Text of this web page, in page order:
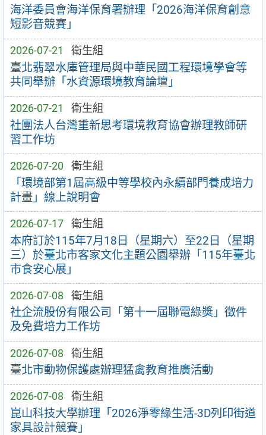
海洋委員會海洋保育署辦理「2026海洋保育創意
短影音競賽」
2026-07-21 衛生組
臺北翡翠水庫管理局與中華民國工程環境學會等
共同舉辦「水資源環境教育論壇」
2026-07-21 衛生組
社團法人台灣重新思考環境教育協會辦理教師研
習工作坊
2026-07-20 衛生組
「環境部第1屆高級中等學校內永續部門養成培力
計畫」線上說明會
2026-07-17 衛生組
本府訂於115年7月18日（星期六）至22日（星期
三）於臺北市客家文化主題公園舉辦「115年臺北
市食安心展」
2026-07-08 衛生組
社企流股份有限公司「第十一屆聯電綠獎」徵件
及免費培力工作坊
2026-07-08 衛生組
臺北市動物保護處辦理猛禽教育推廣活動
2026-07-08 衛生組
崑山科技大學辦理「2026淨零綠生活-3D列印街道
家具設計競賽」